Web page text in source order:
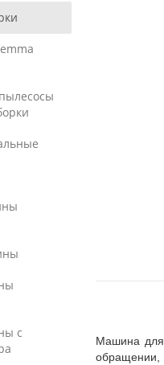
с
Машина для
обращении,